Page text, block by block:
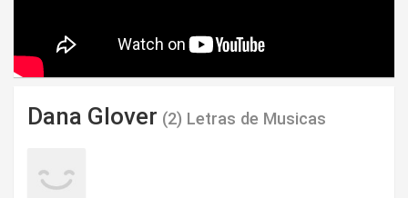
Dana Glover (2) Letras de Musicas